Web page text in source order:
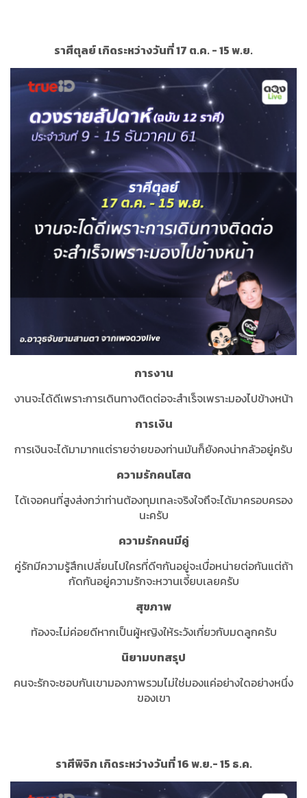
ราศีตุลย์ เกิดระหว่างวันที่ 17 ต.ค. - 15 พ.ย.
การงาน
งานจะได้ดีเพราะการเดินทางติดต่อจะสำเร็จเพราะมองไปข้างหน้า
การเงิน
การเงินจะได้มามากแต่รายจ่ายของท่านมันก็ยังคงน่ากลัวอยู่ครับ
ความรักคนโสด
ได้เจอคนที่สูงส่งกว่าท่านต้องทุมเทละจริงใจถึจะได้มาครอบครอง
นะครับ
ความรักคนมีคู่
คู่รักมีความรู้สึกเปลี่ยนไปใครที่ดีๆกันอยู่จะเบื่อหน่ายต่อกันแต่ถ้า
กัดกันอยู่ความรักจะหวานเจี้ยบเลยครับ
สุขภาพ
ท้องจะไม่ค่อยดีหากเป็นผู้หญิงให้ระวังเกี่ยวกับมดลูกครับ
นิยามบทสรุป
คนจะรักจะชอบกันเขามองภาพรวมไม่ใช่มองแค่อย่างใดอย่างหนึ่ง
ของเขา
ราศีพิจิก เกิดระหว่างวันที่ 16 พ.ย.- 15 ธ.ค.